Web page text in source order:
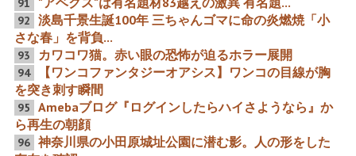
3つの時代の大石内蔵助 歴
代忠臣蔵映画を代表するト
ップ３主演俳優集結
変幻対応力 「新選組ドラ
芸の演技
91
92
淡島千景生誕100年 三ちゃんゴマに命の炎燃焼「小
さな春」を背負...
93 カワコワ猫。赤い眼の恐怖が迫るホラー展開
94
【ワンコファンタジーオアシス】ワンコの目線が胸
を突き刺す瞬間
95
Amebaブログ『ログインしたらハイさようなら』か
ら再生の朝顔
96 神奈川県の小田原城址公園に潜む影。人の形をした